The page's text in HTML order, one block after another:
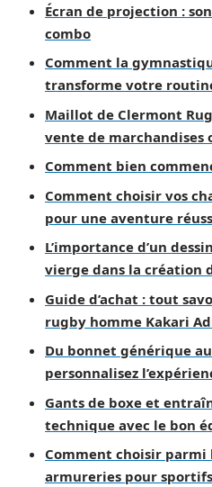
Écran de projection :
combo
Comment la
transforme votre
Maillot de Clermont
vente de marchandises
Comment bien
Comment choisir vos
pour une aventure
L’importance d’un
vierge dans la création
Guide d’achat : tout
rugby homme Kakari
Du bonnet générique
personnalisez
Gants de boxe et
technique avec le bon
Comment choisir parmi
armureries pour